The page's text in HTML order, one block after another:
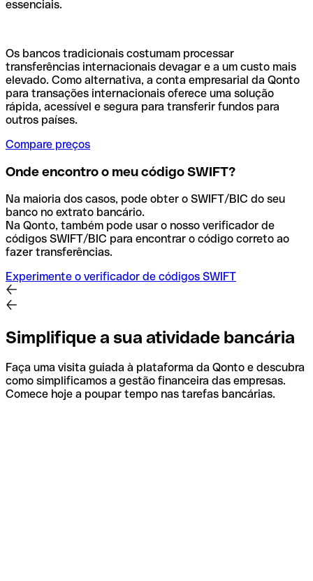
essenciais.
Os bancos tradicionais costumam processar
transferências internacionais devagar e a um custo mais
elevado. Como alternativa, a conta empresarial da Qonto
para transações internacionais oferece uma solução
rápida, acessível e segura para transferir fundos para
outros países.
Compare preços
Onde encontro o meu código SWIFT?
Na maioria dos casos, pode obter o SWIFT/BIC do seu
banco no extrato bancário.
Na Qonto, também pode usar o nosso verificador de
códigos SWIFT/BIC para encontrar o código correto ao
fazer transferências.
Experimente o verificador de códigos SWIFT
Simplifique a sua atividade bancária
Faça uma visita guiada à plataforma da Qonto e descubra
como simplificamos a gestão financeira das empresas.
Comece hoje a poupar tempo nas tarefas bancárias.